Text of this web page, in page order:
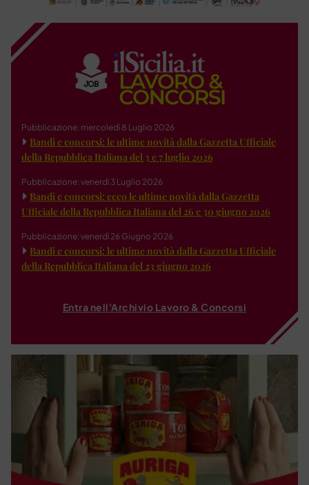
Pubblicazione: mercoledì 8 Luglio 2026
Bandi e concorsi: le ultime novità dalla Gazzetta Ufficiale
della Repubblica Italiana del 3 e 7 luglio 2026
Pubblicazione: venerdì 3 Luglio 2026
Bandi e concorsi: ecco le ultime novità dalla Gazzetta
Ufficiale della Repubblica Italiana del 26 e 30 giugno 2026
Pubblicazione: venerdì 26 Giugno 2026
Bandi e concorsi: le ultime novità dalla Gazzetta Ufficiale
della Repubblica Italiana del 23 giugno 2026
Entra nell'Archivio Lavoro & Concorsi